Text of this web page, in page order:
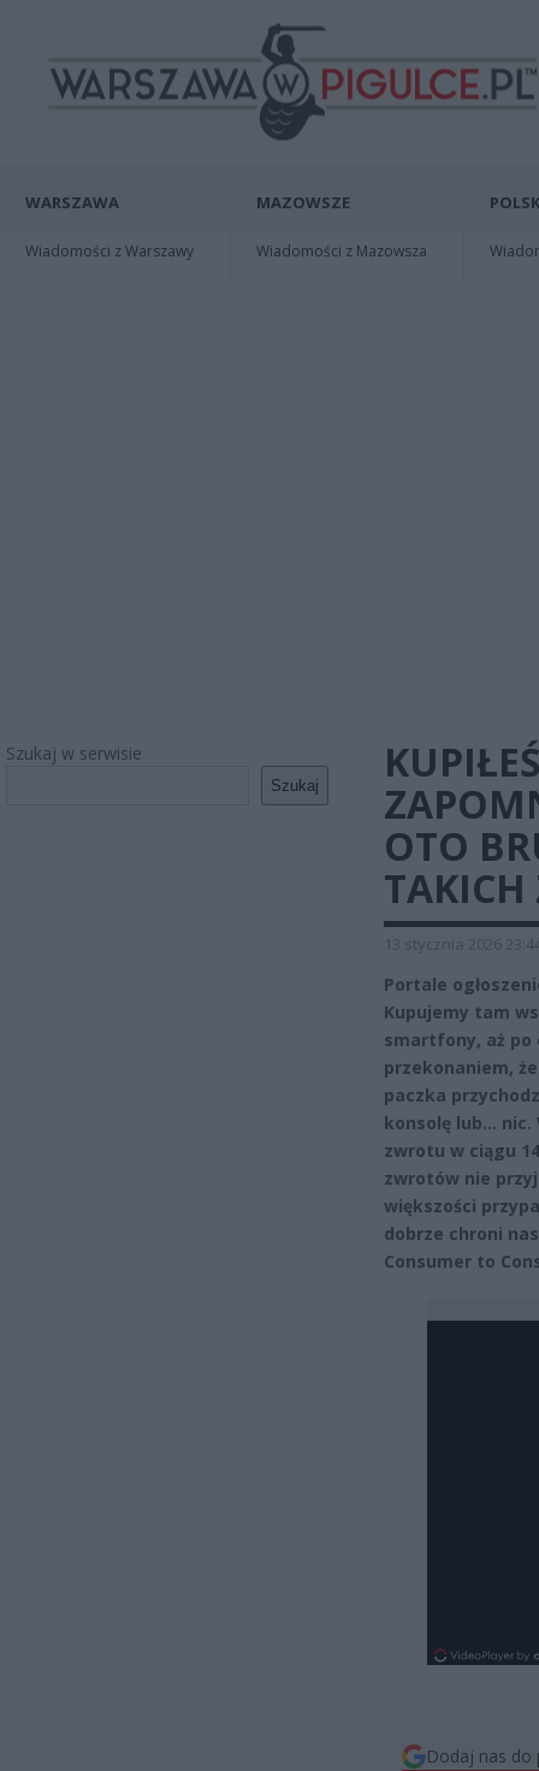
WARSZAWA
Wiadomości z Warszawy
MAZOWSZE
Wiadomości z Mazowsza
Szukaj w serwisie
Szukaj
OTO
TAKICH
13 stycznia 2026
Portale
Kupujemy tam
smartfony, aż po
przekonaniem,
paczka
konsolę lub… nic.
zwrotu w ciągu
zwrotów nie
większości
dobrze chroni
Consumer to
Dodaj nas do